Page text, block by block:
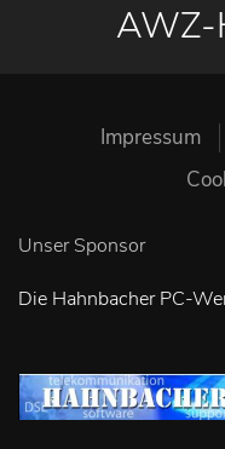
AWZ-
Impressum
Unser Sponsor
Die Hahnbacher PC-